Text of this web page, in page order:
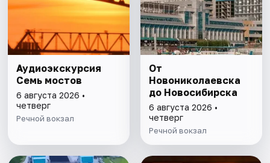
Аудиоэкскурсия
Семь мостов
6 августа 2026 •
четверг
Речной вокзал
От
Новониколаевска
до Новосибирска
6 августа 2026 •
четверг
Речной вокзал